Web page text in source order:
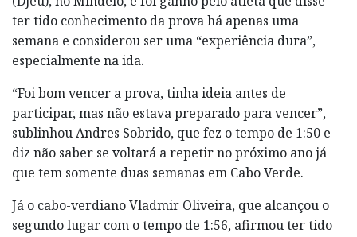
ter tido conhecimento da prova há apenas uma
semana e considerou ser uma “experiência dura”,
especialmente na ida.
“Foi bom vencer a prova, tinha ideia antes de
participar, mas não estava preparado para vencer”,
sublinhou Andres Sobrido, que fez o tempo de 1:50 e
diz não saber se voltará a repetir no próximo ano já
que tem somente duas semanas em Cabo Verde.
Já o cabo-verdiano Vladmir Oliveira, que alcançou o
segundo lugar com o tempo de 1:56, afirmou ter tido